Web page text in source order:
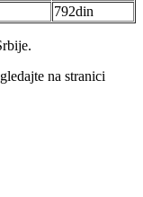
792din
na stranici